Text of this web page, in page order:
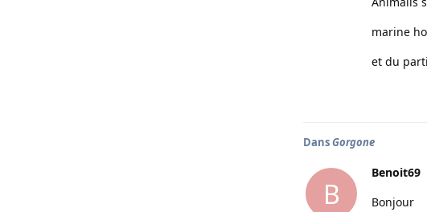
marine
et du
DansGorgone
B
Benoit69
Bonjour